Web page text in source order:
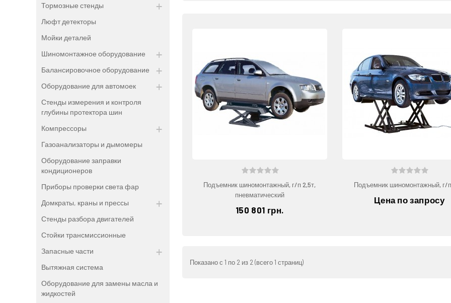
Тормозные стенды
Люфт детекторы
Мойки деталей
Шиномонтажное оборудование
Балансировочное оборудование
Оборудование для автомоек
Стенды измерения и контроля
глубины протектора шин
Компрессоры
Газоанализаторы и дымомеры
Оборудование заправки
кондиционеров
Приборы проверки света фар
Домкраты, краны и прессы
Стенды разбора двигателей
Стойки трансмиссионные
Запасные части
Вытяжная система
Оборудование для замены масла и
жидкостей
Подъемник шиномонтажный, г/п 2,5т,
пневматический
150 801 грн.
Подъемник шиномонтажный, г/
Цена по запросу
Показано с 1 по 2 из 2 (всего 1 страниц)